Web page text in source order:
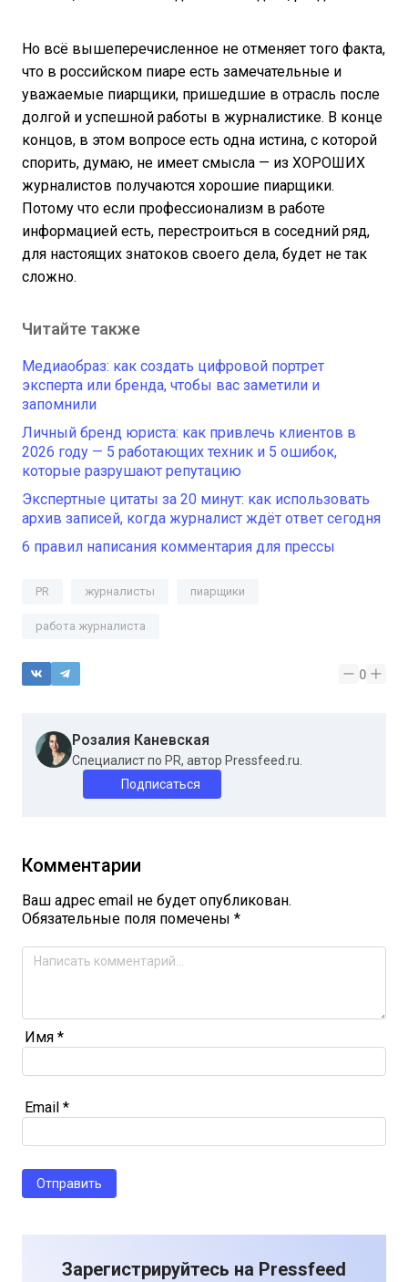
Но всё вышеперечисленное не отменяет того факта,
что в российском пиаре есть замечательные и
уважаемые пиарщики, пришедшие в отрасль после
долгой и успешной работы в журналистике. В конце
концов, в этом вопросе есть одна истина, с которой
спорить, думаю, не имеет смысла — из ХОРОШИХ
журналистов получаются хорошие пиарщики.
Потому что если профессионализм в работе
информацией есть, перестроиться в соседний ряд,
для настоящих знатоков своего дела, будет не так
сложно.
Читайте также
Медиаобраз: как создать цифровой портрет
эксперта или бренда, чтобы вас заметили и
запомнили
Личный бренд юриста: как привлечь клиентов в
2026 году — 5 работающих техник и 5 ошибок,
которые разрушают репутацию
Экспертные цитаты за 20 минут: как использовать
архив записей, когда журналист ждёт ответ сегодня
6 правил написания комментария для прессы
PR журналисты пиарщики
работа журналиста
0
Розалия Каневская
Специалист по PR, автор Pressfeed.ru.
Подписаться
Комментарии
Ваш адрес email не будет опубликован.
Обязательные поля помечены *
Имя *
Email *
Зарегистрируйтесь на Pressfeed